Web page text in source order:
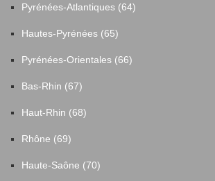
Pyrénées-Atlantiques (64)
Hautes-Pyrénées (65)
Pyrénées-Orientales (66)
Bas-Rhin (67)
Haut-Rhin (68)
Rhône (69)
Haute-Saône (70)